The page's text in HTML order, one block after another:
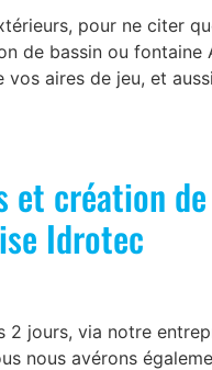
pour ne citer
de bassin ou fontaine
aires de jeu, et
et création de
Idrotec
2 jours, via notre
nous avérons